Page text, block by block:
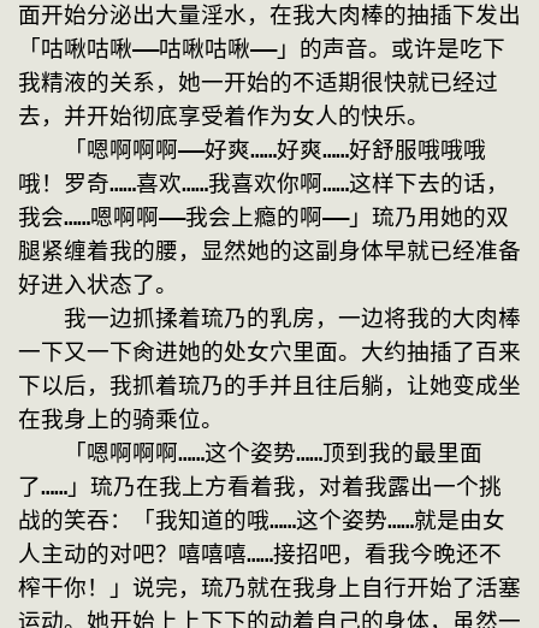
面开始分泌出大量淫水，在我大肉棒的抽插下发出
「咕啾咕啾——咕啾咕啾——」的声音。或许是吃下
我精液的关系，她一开始的不适期很快就已经过
去，并开始彻底享受着作为女人的快乐。
「嗯啊啊啊——好爽……好爽……好舒服哦哦哦
哦！罗奇……喜欢……我喜欢你啊……这样下去的话，
我会……嗯啊啊——我会上瘾的啊——」琉乃用她的双
腿紧缠着我的腰，显然她的这副身体早就已经准备
好进入状态了。
我一边抓揉着琉乃的乳房，一边将我的大肉棒
一下又一下肏进她的处女穴里面。大约抽插了百来
下以后，我抓着琉乃的手并且往后躺，让她变成坐
在我身上的骑乘位。
「嗯啊啊啊……这个姿势……顶到我的最里面
了……」琉乃在我上方看着我，对着我露出一个挑
战的笑吞：「我知道的哦……这个姿势……就是由女
人主动的对吧？嘻嘻嘻……接招吧，看我今晚还不
榨干你！」说完，琉乃就在我身上自行开始了活塞
运动。她开始上上下下的动着自己的身体，虽然一